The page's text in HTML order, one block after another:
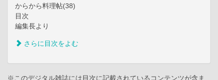
からから料理帖(38)
目次
編集長より
さらに目次をよむ
※このデジタル雑誌には目次に記載されているコンテンツが含ま